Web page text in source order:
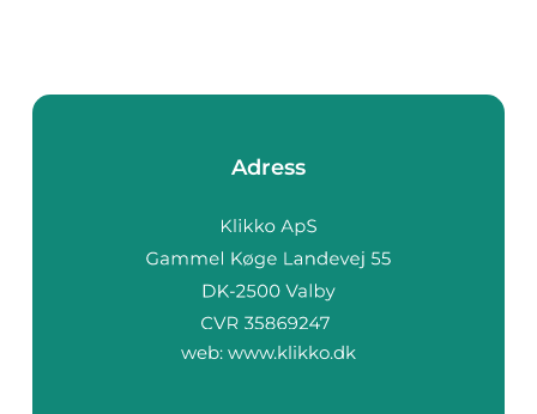
Adress
web: www.klikko.dk